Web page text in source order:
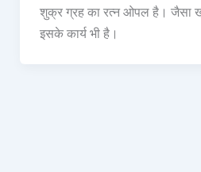
शुक्र ग्रह का रत्न ओपल है। जैसा
इसके कार्य भी है।